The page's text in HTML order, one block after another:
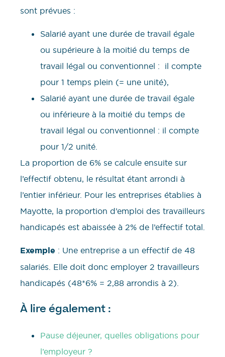
sont prévues :
Salarié ayant une durée de travail égale
ou supérieure à la moitié du temps de
travail légal ou conventionnel : il compte
pour 1 temps plein (= une unité),
Salarié ayant une durée de travail égale
ou inférieure à la moitié du temps de
travail légal ou conventionnel : il compte
pour 1/2 unité.
La proportion de 6% se calcule ensuite sur
l’effectif obtenu, le résultat étant arrondi à
l’entier inférieur. Pour les entreprises établies à
Mayotte, la proportion d’emploi des travailleurs
handicapés est abaissée à 2% de l’effectif total.
Exemple : Une entreprise a un effectif de 48
salariés. Elle doit donc employer 2 travailleurs
handicapés (48*6% = 2,88 arrondis à 2).
À lire également :
Pause déjeuner, quelles obligations pour
l’employeur ?